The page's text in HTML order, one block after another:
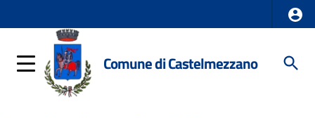
Comune di Castelmezzano